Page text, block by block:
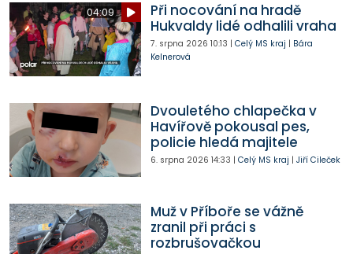
04:09
Při nocování na hradě
Hukvaldy lidé odhalili vraha
7. srpna 2026 10:13 | Celý MS kraj | Bára
Kelnerová
Dvouletého chlapečka v
Havířově pokousal pes,
policie hledá majitele
6. srpna 2026 14:33 | Celý MS kraj | Jiří Cileček
Muž v Příboře se vážně
zranil při práci s
rozbrušovačkou